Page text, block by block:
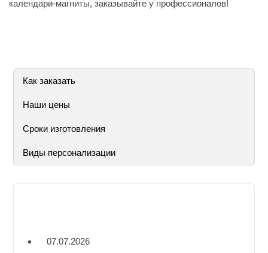
календари-магниты, заказывайте у профессионалов!
Как заказать
Наши цены
Сроки изготовления
Виды персонализации
07.07.2026